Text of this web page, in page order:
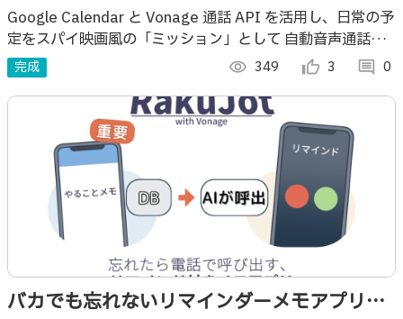
令スケジュール管理システム
Google Calendar と Vonage 通話 API を活用し、日常の予
定をスパイ映画風の「ミッション」として 自動音声通話で
伝達するAI エージェント型スケジュールシステム。
完成 visibility 349 thumb_up_alt 3 comment 0
バカでも忘れないリマインダーメモアプリ